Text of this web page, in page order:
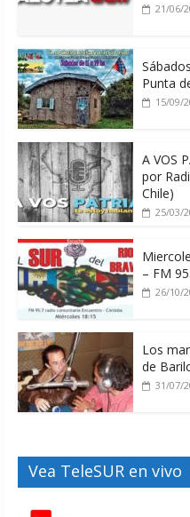
21/06/
Punta
15/09/
A VOS
por
Chile)
25/03/
– FM
26/10/
Los
de
31/07/
Vea TeleSUR en vivo